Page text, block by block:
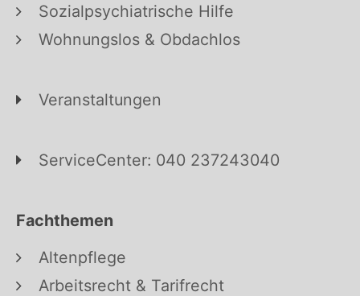
Sozialpsychiatrische Hilfe
Wohnungslos & Obdachlos
Veranstaltungen
ServiceCenter: 040 237243040
Fachthemen
Altenpflege
Arbeitsrecht & Tarifrecht